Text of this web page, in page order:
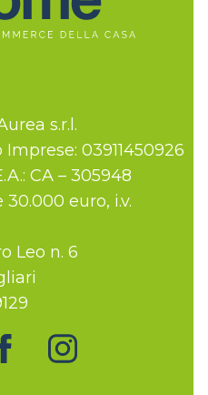
s.r.l.
03911450926
CA – 305948
euro, i.v.
Leo n. 6